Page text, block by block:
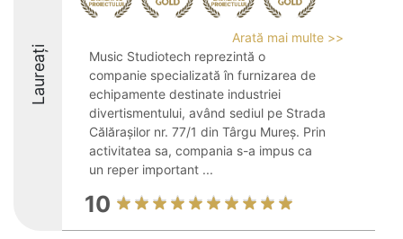
Laureați
Arată mai multe >>
Music Studiotech reprezintă o
companie specializată în furnizarea de
echipamente destinate industriei
divertismentului, având sediul pe Strada
Călărașilor nr. 77/1 din Târgu Mureș. Prin
activitatea sa, compania s-a impus ca
un reper important ...
10